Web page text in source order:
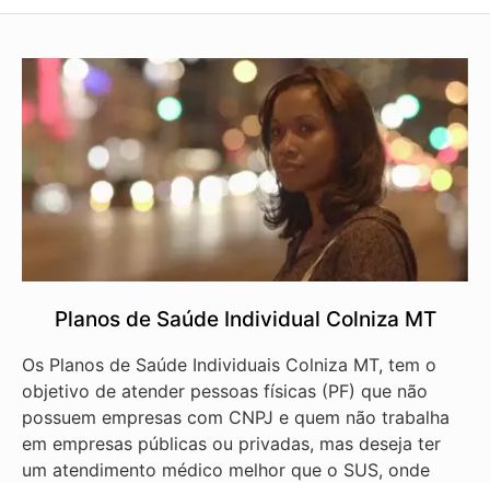
Planos de Saúde Individual Colniza MT
Os Planos de Saúde Individuais Colniza MT, tem o
objetivo de atender pessoas físicas (PF) que não
possuem empresas com CNPJ e quem não trabalha
em empresas públicas ou privadas, mas deseja ter
um atendimento médico melhor que o SUS, onde